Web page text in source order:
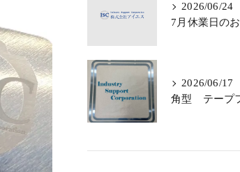
2026/06/24
7月休業日の
2026/06/17